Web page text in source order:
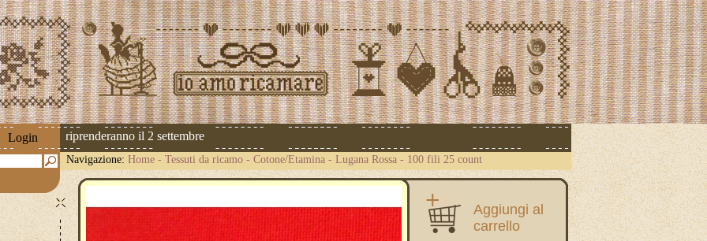
Login riprenderanno il 2 settembre
Navigazione: Home - Tessuti da ricamo - Cotone/Etamina - Lugana Rossa - 100 fili 25 count
Aggiungi al
carrello